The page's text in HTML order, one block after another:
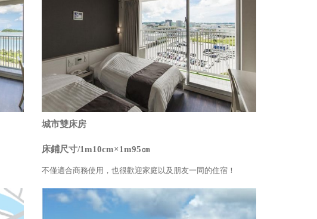
城市雙床房
床鋪尺寸/1m10cm×1m95㎝
不僅適合商務使用，也很歡迎家庭以及朋友一同的住宿！